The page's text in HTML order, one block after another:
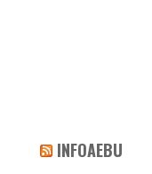
INFOAEBU